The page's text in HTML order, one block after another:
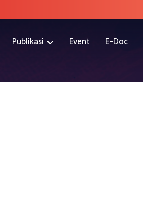
Publikasi Event E-Doc